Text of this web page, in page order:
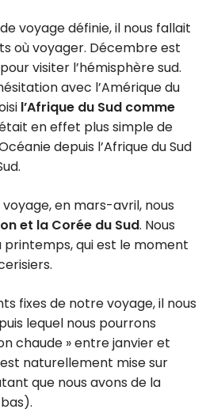
voyage définie, il nous fallait
où voyager. Décembre est
visiter l’hémisphère sud.
avec l’Amérique du
l’Afrique du Sud comme
en effet plus simple de
depuis l’Afrique du Sud
en mars-avril, nous
et la Corée du Sud. Nous
qui est le moment
fixes de notre voyage, il nous
lequel nous pourrons
chaude » entre janvier et
naturellement mise sur
que nous avons de la